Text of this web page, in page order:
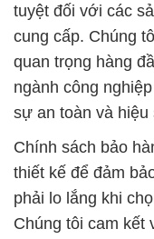
tuyệt đối với các
cung cấp. Chúng
quan trọng hàng
ngành công
sự an toàn và hiệu
Chính sách bảo
thiết kế để đảm
phải lo lắng khi
Chúng tôi cam kết